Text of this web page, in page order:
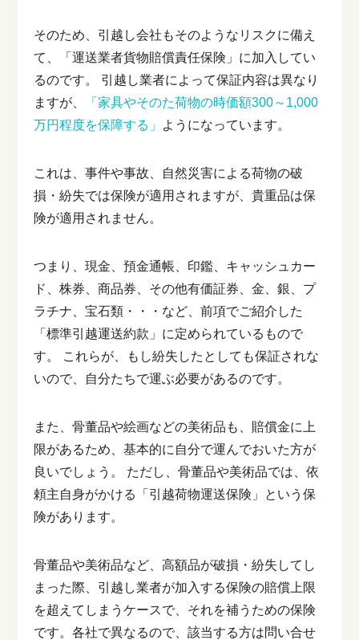
そのため、引越し会社もそのようなリスクに備え
て、「運送業者貨物賠償責任保険」に加入してい
るのです。
引越し業者によって保証内容は異なり
ますが、
「家具やそのた荷物の時価額300～1,000
万円程度を保障する」 ようになっています。
これは、事件や事故、自然災害による荷物の破
損・紛失では保険が適用されますが、貴重品は保
険が適用されません。
つまり、現金、預金通帳、印鑑、キャッシュカー
ド、株券、商品券、その他有価証券、金、銀、プ
ラチナ、宝石類・・・など、前項でご紹介した
「標準引越運送約款」に定められているもので
す。
これらが、もし紛失したとしても保証されな
いので、自分たちで運ぶ必要があるのです。
また、骨董品や絵画などの美術品も、賠償金に上
限があるため、基本的に自分で運んでおいた方が
良いでしょう。
ただし、骨董品や美術品では、依
頼主自身がかける「引越荷物運送保険」という保
険があります。
骨董品や美術品など、高額品が破損・紛失してし
まった際、引越し業者が加入する保険の賠償上限
を超えてしまうケースで、それを補うための保険
です。各社で異なるので、該当する方は問い合せ